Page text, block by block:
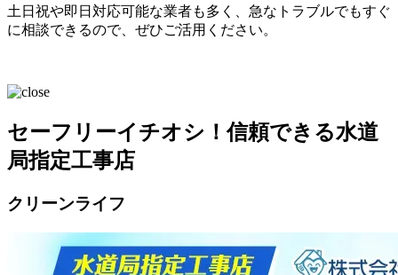
土日祝や即日対応可能な業者も多く、急なトラブルでもすぐ
に相談できるので、ぜひご活用ください。
セーフリーイチオシ！信頼できる水道
局指定工事店
クリーンライフ